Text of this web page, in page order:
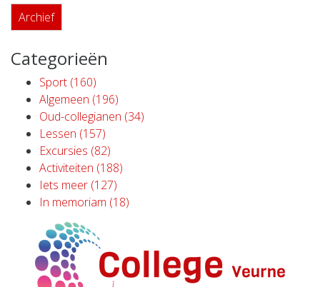
Archief
Categorieën
Sport (160)
Algemeen (196)
Oud-collegianen (34)
Lessen (157)
Excursies (82)
Activiteiten (188)
Iets meer (127)
In memoriam (18)